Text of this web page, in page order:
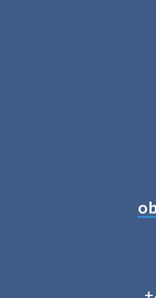
srdečne
priateľov na
Poradne
diskrétne
odborníkov
oblastiach: